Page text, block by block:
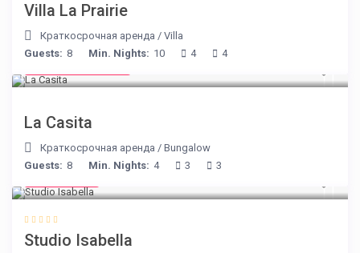
Villa La Prairie
Краткосрочная аренда /Villa
Guests: 8 Min. Nights: 10 4 4
La Casita
Краткосрочная аренда /Bungalow
Guests: 8 Min. Nights: 4 3 3
Studio Isabella